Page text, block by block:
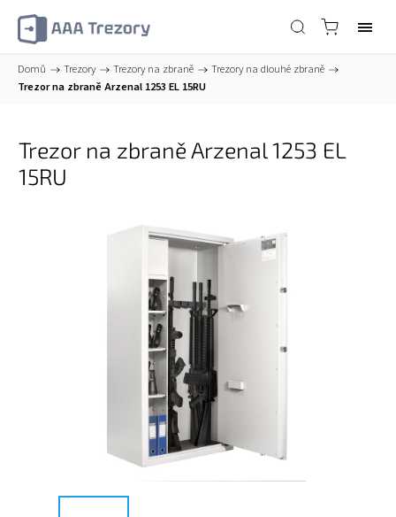
Domů / Trezory / Trezory na zbraně / Trezory na dlouhé zbraně /
Trezor na zbraně Arzenal 1253 EL 15RU
Trezor na zbraně Arzenal 1253 EL
15RU